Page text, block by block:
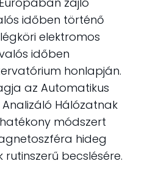
időben történő
elektromos
időben
honlapján.
az Automatikus
Hálózatnak
módszert
hideg
becslésére.